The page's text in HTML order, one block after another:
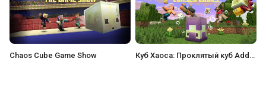
Show Куб Хаоса: Проклятый куб Add-On Эфир Моа Add-